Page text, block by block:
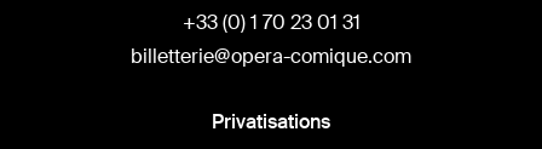
+33 (0) 1 70 23 01 31
billetterie@opera-comique.com
Privatisations